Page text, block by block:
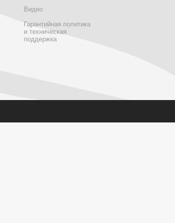
Видео
Гарантийная политика
и техническая
поддержка